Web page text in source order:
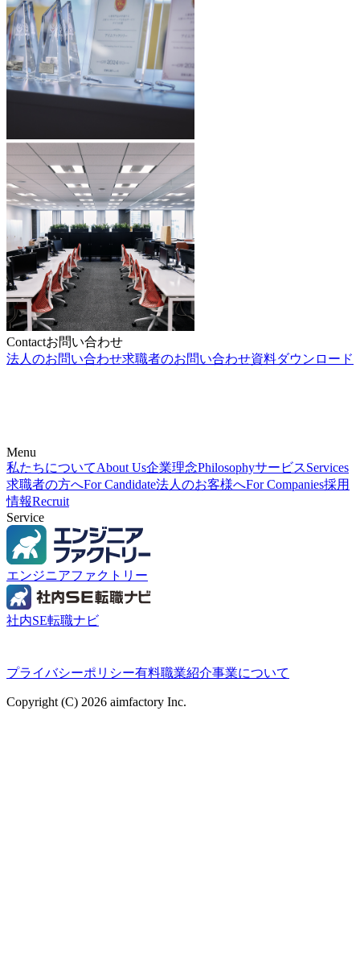
Contactお問い合わせ
法人のお問い合わせ求職者のお問い合わせ資料ダウンロード
Menu
私たちについてAbout Us企業理念PhilosophyサービスServices
求職者の方へFor Candidate法人のお客様へFor Companies採用
情報Recruit
Service
エンジニアファクトリー
社内SE転職ナビ
プライバシーポリシー有料職業紹介事業について
Copyright (C) 2026 aimfactory Inc.